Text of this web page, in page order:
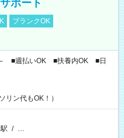
ポート
ブランクOK
■週払いOK ■扶養内OK ■日
リン代もOK！）
/ …